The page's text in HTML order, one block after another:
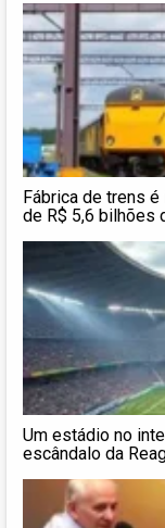
Fábrica de trens é
de R$ 5,6 bilhões
Um estádio no
escândalo da